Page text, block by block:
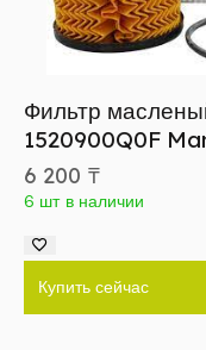
Фильтр
1520900Q0F
6 200 ₸
6 шт в наличии
Купить сейчас